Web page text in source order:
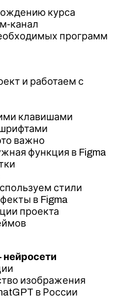
курса
канал
программ
и работаем с
клавишами
важно
функция в Figma
стили
в Figma
проекта
нейросети
изображения
в России